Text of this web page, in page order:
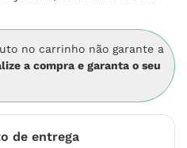
no carrinho não garante a
a compra e garanta o seu
de entrega